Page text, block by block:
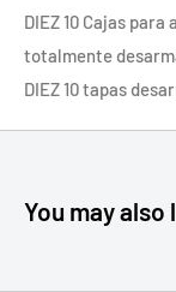
DIEZ 10 Cajas
totalmente
DIEZ 10 tapas
You may also